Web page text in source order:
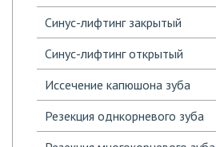
Синус-лифтинг закрытый
Синус-лифтинг открытый
Иссечение капюшона зуба
Резекция однкорневого зуба